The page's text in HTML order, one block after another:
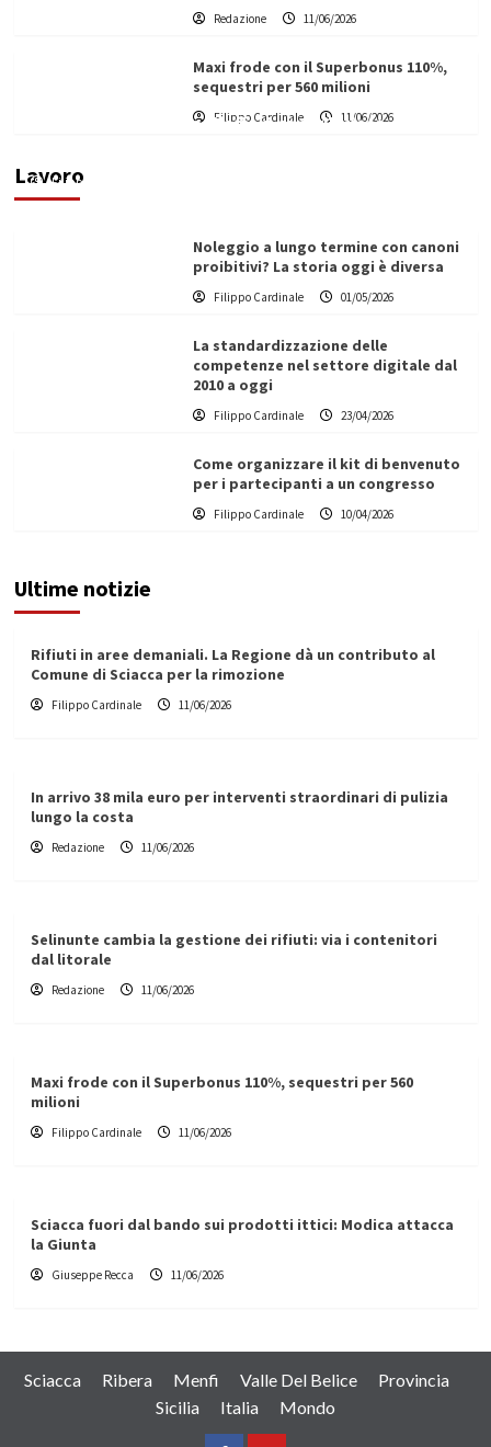
Redazione 11/06/2026
Maxi frode con il Superbonus 110%,
sequestri per 560 milioni
Filippo Cardinale 11/06/2026
Lavoro
Vino in Italia: il giro d’affari contribuisce
Filippo Cardinale
Noleggio a lungo termine con canoni
proibitivi? La storia oggi è diversa
Filippo Cardinale 01/05/2026
La standardizzazione delle
competenze nel settore digitale dal
2010 a oggi
Filippo Cardinale 23/04/2026
Come organizzare il kit di benvenuto
per i partecipanti a un congresso
Filippo Cardinale 10/04/2026
Ultime notizie
Rifiuti in aree demaniali. La Regione dà un contributo al
Comune di Sciacca per la rimozione
Filippo Cardinale 11/06/2026
In arrivo 38 mila euro per interventi straordinari di pulizia
lungo la costa
Redazione 11/06/2026
Selinunte cambia la gestione dei rifiuti: via i contenitori
dal litorale
Redazione 11/06/2026
Maxi frode con il Superbonus 110%, sequestri per 560
milioni
Filippo Cardinale 11/06/2026
Sciacca fuori dal bando sui prodotti ittici: Modica attacca
la Giunta
Giuseppe Recca 11/06/2026
Sciacca Ribera Menfi Valle Del Belice
Provincia
Sicilia
Italia Mondo